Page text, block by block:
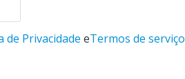
de Privacidade eTermos de serviço